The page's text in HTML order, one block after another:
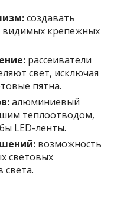
создавать
видимых крепежных
рассеиватели
свет, исключая
пятна.
алюминиевый
теплоотводом,
LED-ленты.
возможность
световых
света.